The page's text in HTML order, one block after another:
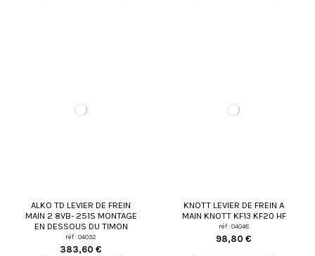
ALKO TD LEVIER DE FREIN
MAIN 2 8VB- 251S MONTAGE
EN DESSOUS DU TIMON
réf : 04032
383,60 €
KNOTT LEVIER DE FREIN A
MAIN KNOTT KF13 KF20 HF
réf : 04048
98,80 €